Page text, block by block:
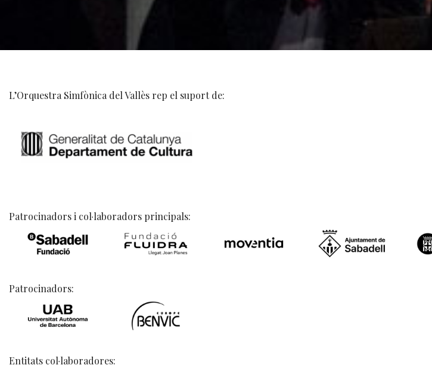
L’Orquestra Simfònica del Vallès rep el suport de:
Patrocinadors i col·laboradors principals:
Patrocinadors:
Entitats col·laboradores: